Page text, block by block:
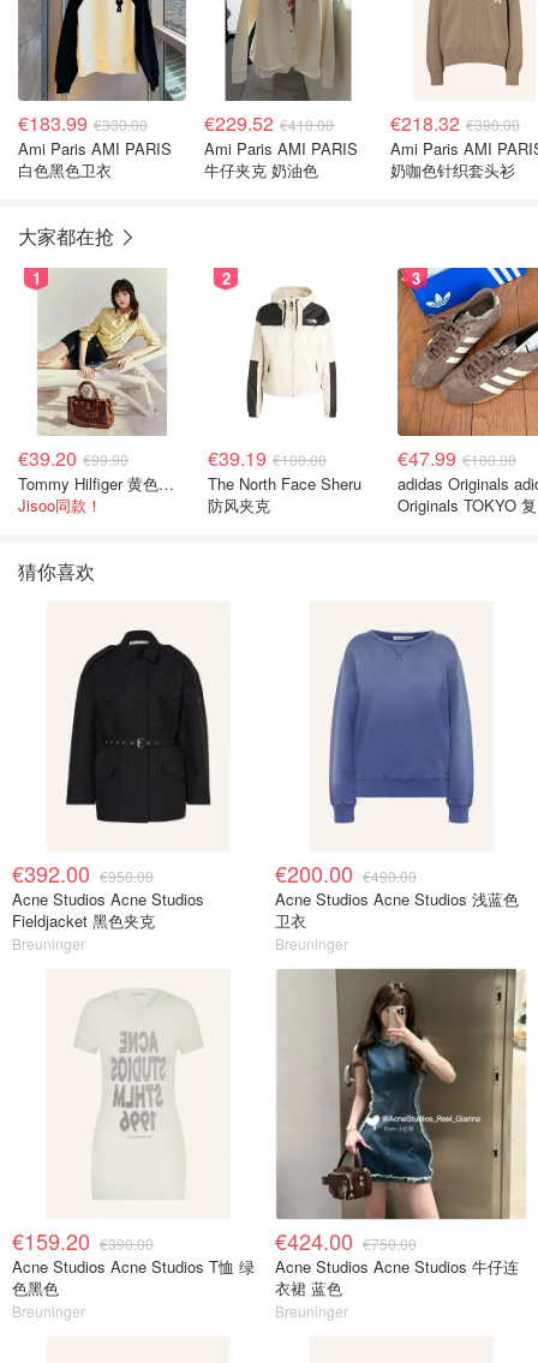
€183.99 €330.00
Ami Paris AMI PARIS
白色黑色卫衣
€229.52 €410.00
Ami Paris AMI PARIS
牛仔夹克 奶油色
€218.32 €390.00
Ami Paris AMI
奶咖色针织套头衫
大家都在抢
1
€39.20 €99.90
Tommy Hilfiger 黄色条纹衬衫
Jisoo同款！
2
€39.19 €100.00
The North Face Sheru
防风夹克
3
€47.99 €100.00
adidas Originals
Originals TOKYO
猜你喜欢
€392.00 €950.00
Acne Studios Acne Studios
Fieldjacket 黑色夹克
Breuninger
€200.00 €490.00
Acne Studios Acne Studios 浅蓝色
卫衣
Breuninger
€159.20 €390.00
Acne Studios Acne Studios T恤 绿
色黑色
Breuninger
€424.00 €750.00
Acne Studios Acne Studios 牛仔连
衣裙 蓝色
Breuninger